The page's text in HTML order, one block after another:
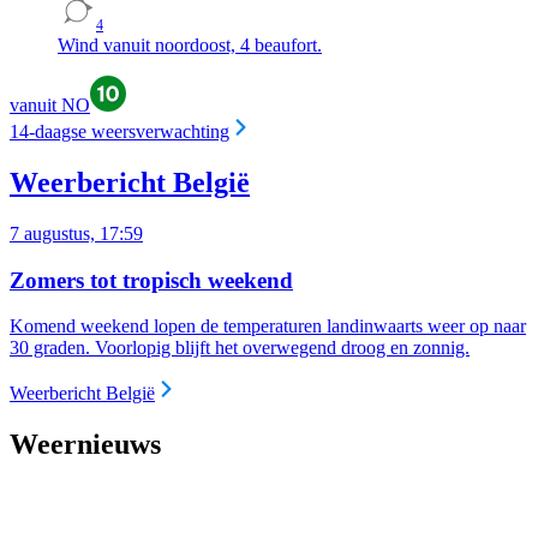
4
Wind vanuit noordoost, 4 beaufort.
vanuit NO
14-daagse weersverwachting
Weerbericht België
7 augustus, 17:59
Zomers tot tropisch weekend
Komend weekend lopen de temperaturen landinwaarts weer op naar
30 graden. Voorlopig blijft het overwegend droog en zonnig.
Weerbericht België
Weernieuws